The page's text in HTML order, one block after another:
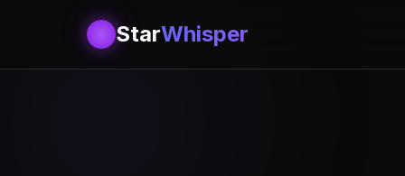
StarWhisper